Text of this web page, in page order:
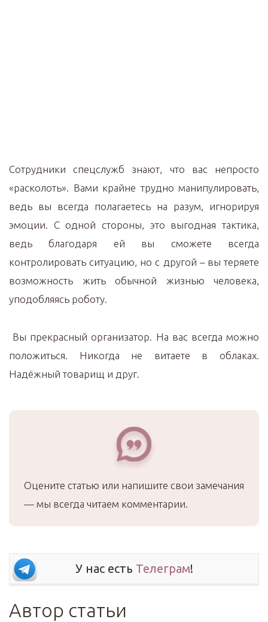
Сотрудники спецслужб знают, что вас непросто
«расколоть». Вами крайне трудно манипулировать,
ведь вы всегда полагаетесь на разум, игнорируя
эмоции. С одной стороны, это выгодная тактика,
ведь благодаря ей вы сможете всегда
контролировать ситуацию, но с другой – вы теряете
возможность жить обычной жизнью человека,
уподобляясь роботу.
Вы прекрасный организатор. На вас всегда можно
положиться. Никогда не витаете в облаках.
Надёжный товарищ и друг.
Оцените статью или напишите свои замечания
— мы всегда читаем комментарии.
У нас есть Телеграм!
Автор статьи